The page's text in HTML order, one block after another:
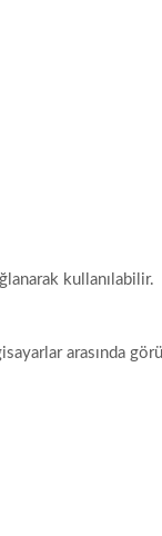
kullanılabilir.
arasında